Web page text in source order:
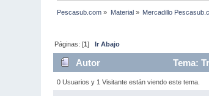
Pescasub.com » Material» Mercadillo
Páginas: [1]Ir Abajo
Autor Tema:
0 Usuarios y 1 Visitante están viendo este tema.